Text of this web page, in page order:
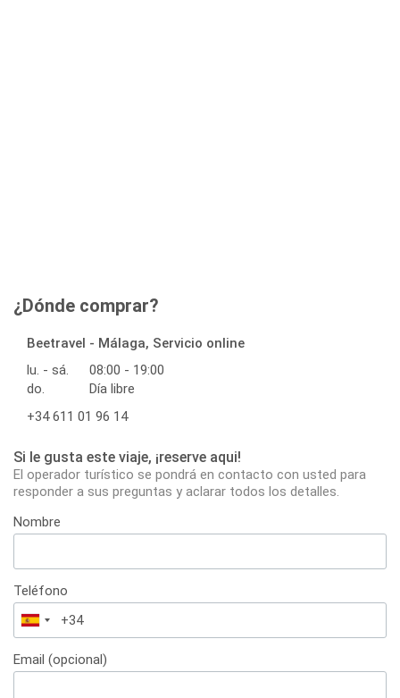
¿Dónde comprar?
Beetravel - Málaga, Servicio online
lu. - sá.
08:00 - 19:00
do.
Día libre
+34 611 01 96 14
Si le gusta este viaje, ¡reserve aqui!
El operador turístico se pondrá en contacto con usted para
responder a sus preguntas y aclarar todos los detalles.
Nombre
Teléfono
España
+34
Email (opcional)